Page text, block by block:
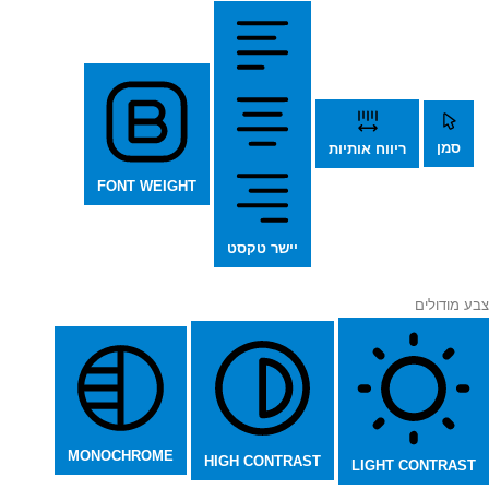
סמן ריווח אותיות
יישר טקסט
FONT WEIGHT
צבע מודולים
LIGHT CONTRAST
HIGH CONTRAST
MONOCHROME